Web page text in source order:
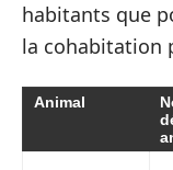
habitants que
la cohabitation
Animal